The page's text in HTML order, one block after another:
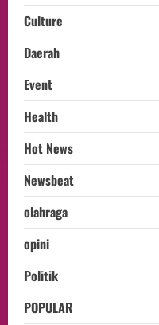
Culture
Daerah
Event
Health
Hot News
Newsbeat
olahraga
opini
Politik
POPULAR